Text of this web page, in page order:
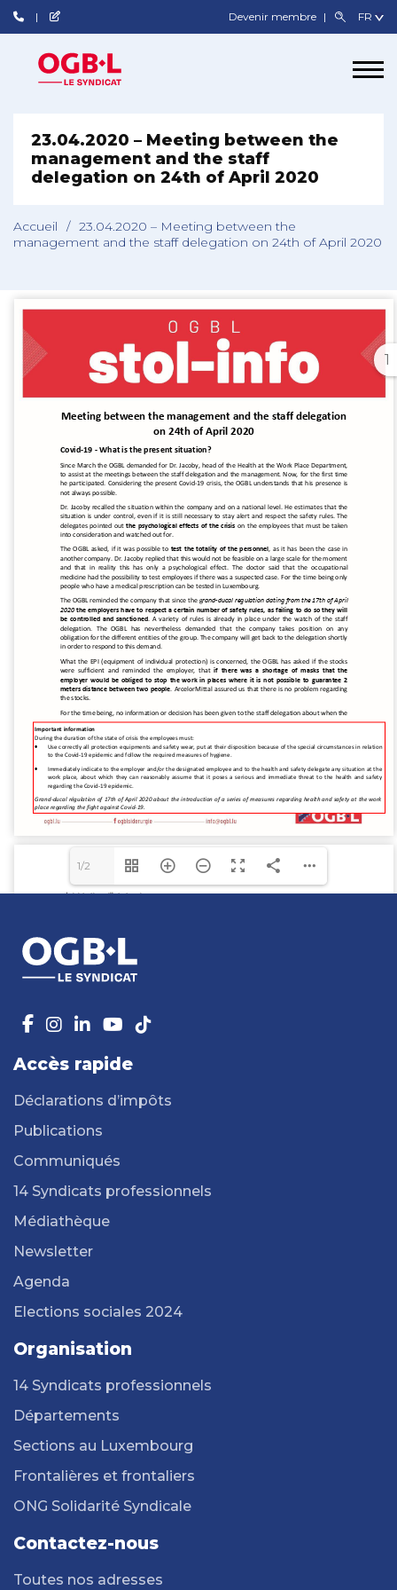
Devenir membre
23.04.2020 – Meeting between the
management and the staff
delegation on 24th of April 2020
Accueil / 23.04.2020 – Meeting between the
management and the staff delegation on 24th of April 2020
1
1/2
Accès rapide
Déclarations d’impôts
Publications
Communiqués
14 Syndicats professionnels
Médiathèque
Newsletter
Agenda
Elections sociales 2024
Organisation
14 Syndicats professionnels
Départements
Sections au Luxembourg
Frontalières et frontaliers
ONG Solidarité Syndicale
Contactez-nous
Toutes nos adresses